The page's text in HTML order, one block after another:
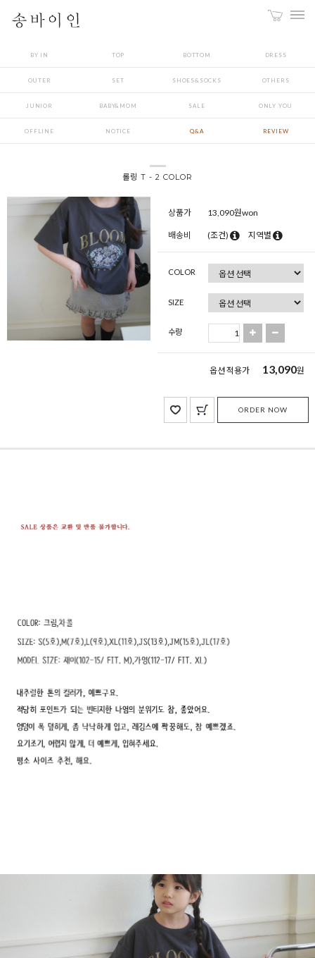
BY IN TOP BOTTOM DRESS
OUTER SET SHOES&SOCKS OTHERS
JUNIOR BABY&MOM SALE ONLY YOU
OFFLINE NOTICE Q&A REVIEW
롤링 T - 2 COLOR
상품가 13,090원won
배송비 (조건) 지역별
COLOR
SIZE
수량
옵션 적용가 13,090원
ORDER NOW